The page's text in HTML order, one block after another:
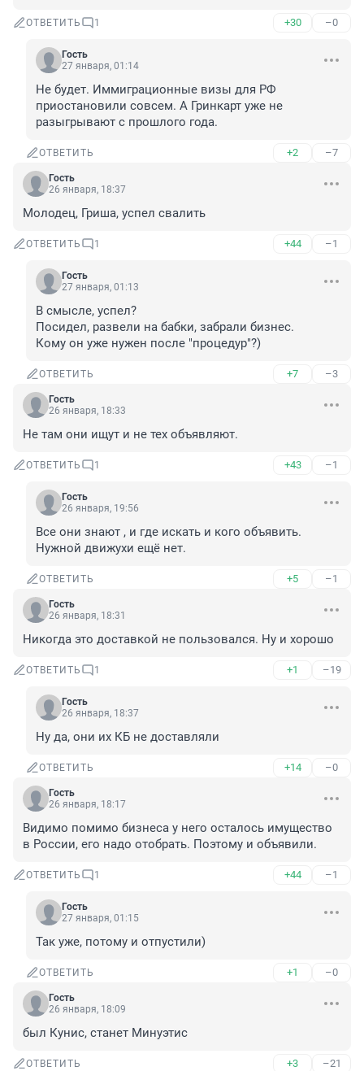
ОТВЕТИТЬ 1 +30 –0
Гость
27 января, 01:14
Не будет. Иммиграционные визы для РФ
приостановили совсем. А Гринкарт уже не
разыгрывают с прошлого года.
ОТВЕТИТЬ +2 –7
Гость
26 января, 18:37
Молодец, Гриша, успел свалить
ОТВЕТИТЬ 1 +44 –1
Гость
27 января, 01:13
В смысле, успел?
Посидел, развели на бабки, забрали бизнес.
Кому он уже нужен после "процедур"?)
ОТВЕТИТЬ +7 –3
Гость
26 января, 18:33
Не там они ищут и не тех объявляют.
ОТВЕТИТЬ 1 +43 –1
Гость
26 января, 19:56
Все они знают , и где искать и кого объявить.
Нужной движухи ещё нет.
ОТВЕТИТЬ +5 –1
Гость
26 января, 18:31
Никогда это доставкой не пользовался. Ну и хорошо
ОТВЕТИТЬ 1 +1 –19
Гость
26 января, 18:37
Ну да, они их КБ не доставляли
ОТВЕТИТЬ +14 –0
Гость
26 января, 18:17
Видимо помимо бизнеса у него осталось имущество
в России, его надо отобрать. Поэтому и объявили.
ОТВЕТИТЬ 1 +44 –1
Гость
27 января, 01:15
Так уже, потому и отпустили)
ОТВЕТИТЬ +1 –0
Гость
26 января, 18:09
был Кунис, станет Минуэтис
ОТВЕТИТЬ +3 –21